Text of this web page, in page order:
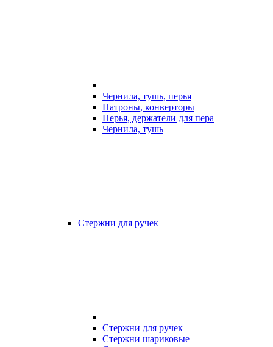
Чернила, тушь, перья
Патроны, конверторы
Перья, держатели для пера
Чернила, тушь
Стержни для ручек
Стержни для ручек
Стержни шариковые